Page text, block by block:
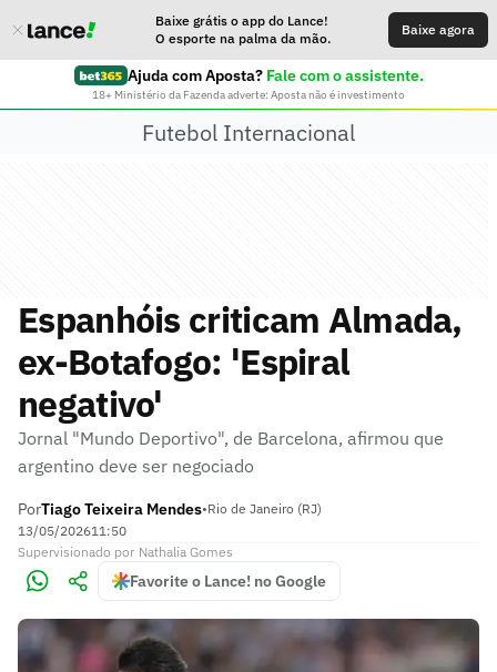
Baixe grátis o app do Lance!
O esporte na palma da mão.
Baixe agora
Ajuda com Aposta? Fale com o assistente.
18+ Ministério da Fazenda adverte: Aposta não é investimento
Futebol Internacional
Espanhóis criticam Almada,
ex-Botafogo: 'Espiral
negativo'
Jornal "Mundo Deportivo", de Barcelona, afirmou que
argentino deve ser negociado
PorTiago Teixeira Mendes•Rio de Janeiro (RJ)
13/05/202611:50
Supervisionado por Nathalia Gomes
Favorite o Lance! no Google